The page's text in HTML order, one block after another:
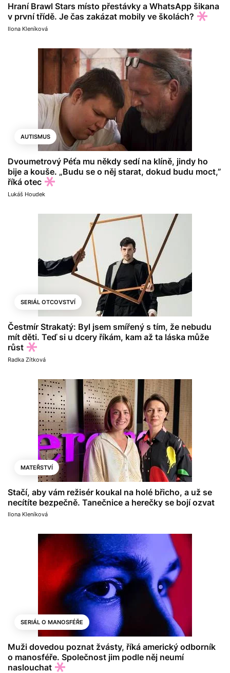
Hraní Brawl Stars místo přestávky a WhatsApp šikana
v první třídě. Je čas zakázat mobily ve školách?
Ilona Kleníková
AUTISMUS
Dvoumetrový Péťa mu někdy sedí na klíně, jindy ho
bije a kouše. „Budu se o něj starat, dokud budu moct,”
říká otec
Lukáš Houdek
SERIÁL OTCOVSTVÍ
Čestmír Strakatý: Byl jsem smířený s tím, že nebudu
mít děti. Teď si u dcery říkám, kam až ta láska může
růst
Radka Zítková
MATEŘSTVÍ
Stačí, aby vám režisér koukal na holé břicho, a už se
necítíte bezpečně. Tanečnice a herečky se bojí ozvat
Ilona Kleníková
SERIÁL O MANOSFÉŘE
Muži dovedou poznat žvásty, říká americký odborník
o manosféře. Společnost jim podle něj neumí
naslouchat